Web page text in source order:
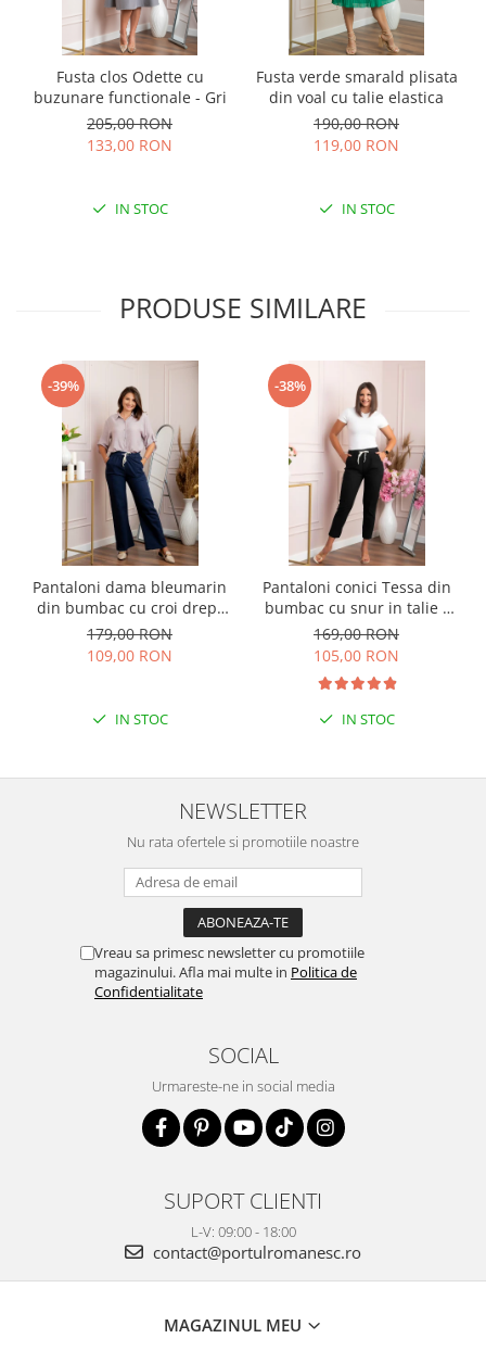
Fusta clos Odette cu
buzunare functionale - Gri
205,00 RON
133,00 RON
IN STOC
Fusta verde smarald plisata
din voal cu talie elastica
190,00 RON
119,00 RON
IN STOC
PRODUSE SIMILARE
-39%
Pantaloni dama bleumarin
din bumbac cu croi drept
Cara
179,00 RON
109,00 RON
IN STOC
-38%
Pantaloni conici Tessa din
bumbac cu snur in talie -
Negru
169,00 RON
105,00 RON
IN STOC
NEWSLETTER
Nu rata ofertele si promotiile noastre
Vreau sa primesc newsletter cu promotiile
magazinului. Afla mai multe in Politica de
Confidentialitate
SOCIAL
Urmareste-ne in social media
SUPORT CLIENTI
L-V: 09:00 - 18:00
contact@portulromanesc.ro
MAGAZINUL MEU